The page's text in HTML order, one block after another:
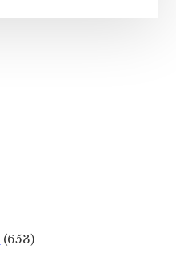
(653)